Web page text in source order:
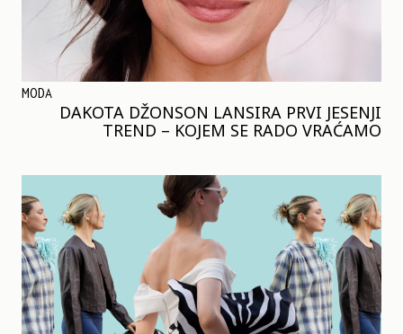
MODA
DAKOTA DŽONSON LANSIRA PRVI JESENJI
TREND – KOJEM SE RADO VRAĆAMO